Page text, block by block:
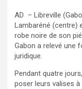
AD – Libreville
Lambaréné (centre)
robe noire de son
Gabon a relevé une
juridique.
Pendant quatre
poser leurs valises